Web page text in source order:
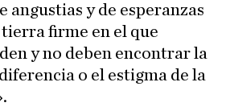
angustias y de esperanzas
tierra firme en el que
y no deben encontrar la
o el estigma de la